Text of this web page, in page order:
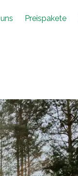
Preispakete